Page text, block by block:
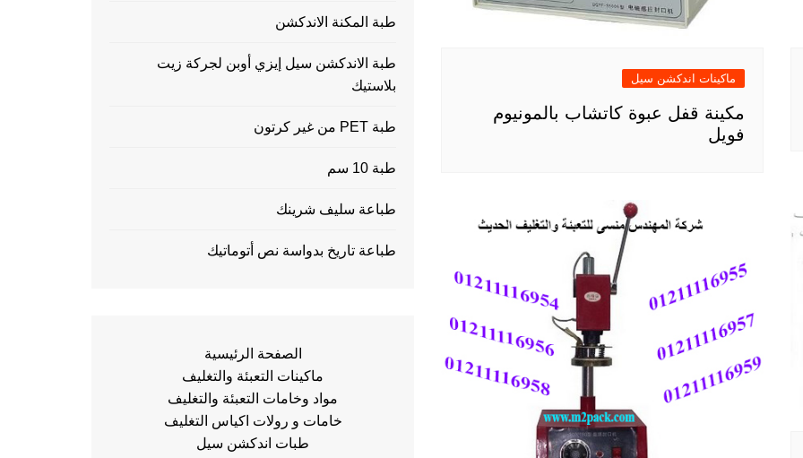
ماكينات اندكشن سيل
مكينة قفل عبوة كاتشاب بالمونيوم
فويل
طبة المكنة الاندكشن
طبة الاندكشن سيل إيزي أوبن لجركة زيت
بلاستيك
طبة PET من غير كرتون
طبة 10 سم
طباعة سليف شرينك
طباعة تاريخ بدواسة نص أتوماتيك
الصفحة الرئيسية
ماكينات التعبئة والتغليف
مواد وخامات التعبئة والتغليف
خامات و رولات اكياس التغليف
طبات اندكشن سيل